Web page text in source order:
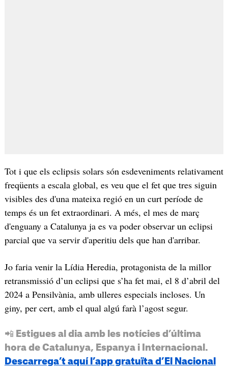
Tot i que els eclipsis solars són esdeveniments relativament
freqüents a escala global, es veu que el fet que tres siguin
visibles des d'una mateixa regió en un curt període de
temps és un fet extraordinari. A més, el mes de març
d'enguany a Catalunya ja es va poder observar un eclipsi
parcial que va servir d'aperitiu dels que han d'arribar.
Jo faria venir la Lídia Heredia, protagonista de la millor
retransmissió d’un eclipsi que s’ha fet mai, el 8 d’abril del
2024 a Pensilvània, amb ulleres especials incloses. Un
giny, per cert, amb el qual algú farà l’agost segur.
📲 Estigues al dia amb les notícies d’última
hora de Catalunya, Espanya i Internacional.
Descarrega’t aquí l’app gratuïta d’El Nacional